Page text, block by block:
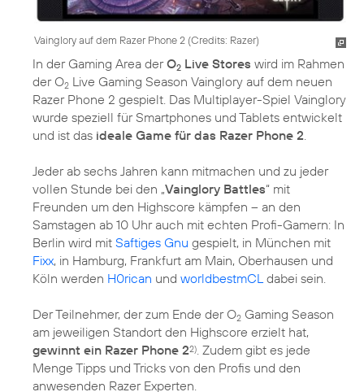
Vainglory auf dem Razer Phone 2 (Credits: Razer)
In der Gaming Area derO2 Live Stores wird im Rahmen
der O2 Live Gaming Season Vainglory auf dem neuen
Razer Phone 2 gespielt. Das Multiplayer-Spiel Vainglory
wurde speziell für Smartphones und Tablets entwickelt
und ist das ideale Game für das Razer Phone 2
Jeder ab sechs Jahren kann mitmachen und zu jeder
vollen Stunde bei den „Vainglory Battles“ mit
Freunden um den Highscore kämpfen – an den
Samstagen ab 10 Uhr auch mit echten Profi-Gamern: In
Berlin wird mit Saftiges Gnu gespielt, in München mit
Fixx, in Hamburg, Frankfurt am Main, Oberhausen und
Köln werden H0rican und worldbestmCL dabei sein.
Der Teilnehmer, der zum Ende der O2 Gaming Season
am jeweiligen Standort den Highscore erzielt hat,
gewinnt ein Razer Phone 22) . Zudem gibt es jede
Menge Tipps und Tricks von den Profis und den
anwesenden Razer Experten.